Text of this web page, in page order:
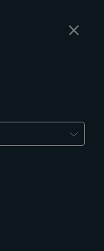
intérieure
spécifique est
certains